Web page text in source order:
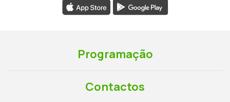
Programação
Contactos